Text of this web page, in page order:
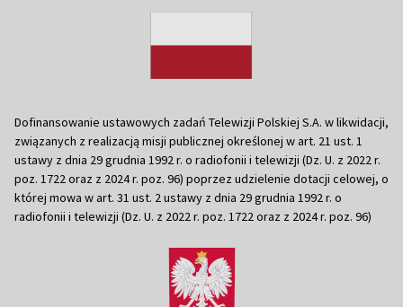
Dofinansowanie ustawowych zadań Telewizji Polskiej S.A. w likwidacji,
związanych z realizacją misji publicznej określonej w art. 21 ust. 1
ustawy z dnia 29 grudnia 1992 r. o radiofonii i telewizji (Dz. U. z 2022 r.
poz. 1722 oraz z 2024 r. poz. 96) poprzez udzielenie dotacji celowej, o
której mowa w art. 31 ust. 2 ustawy z dnia 29 grudnia 1992 r. o
radiofonii i telewizji (Dz. U. z 2022 r. poz. 1722 oraz z 2024 r. poz. 96)